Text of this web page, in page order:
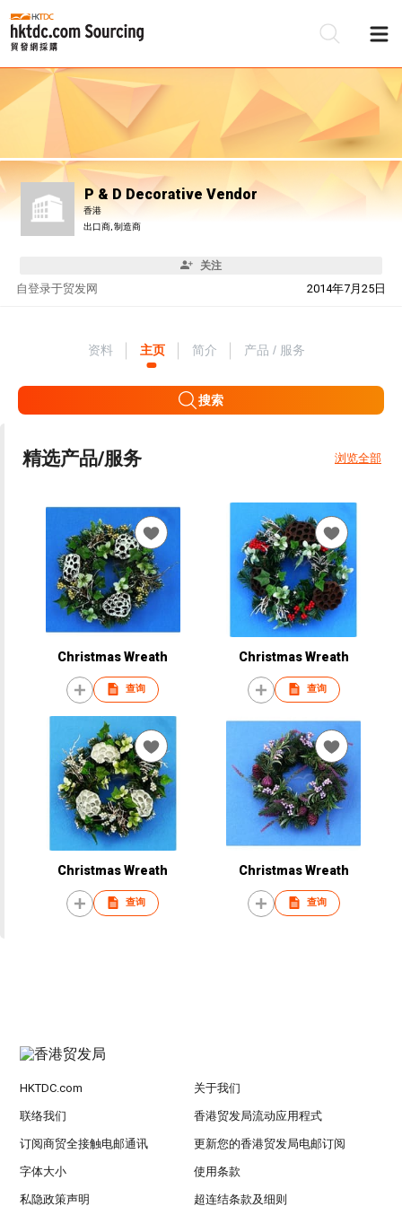
P & D Decorative Vendor
香港
出口商, 制造商
关注
自 2014年7月25日
登录于贸发网
资料 主页 简介 产品 / 服务
搜索
精选产品/服务 浏览全部
Christmas Wreath
查询
Christmas Wreath
查询
Christmas Wreath
查询
Christmas Wreath
查询
HKTDC.com 关于我们
联络我们 香港贸发局流动应用程式
订阅商贸全接触电邮通讯 更新您的香港贸发局电邮订阅
字体大小 使用条款
私隐政策声明 超连结条款及细则